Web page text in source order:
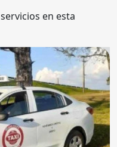
servicios en esta